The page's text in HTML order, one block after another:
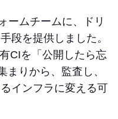
ームチームに、ドリ
段を提供しました。
CIを「公開したら忘
まりから、監査し、
インフラに変える可